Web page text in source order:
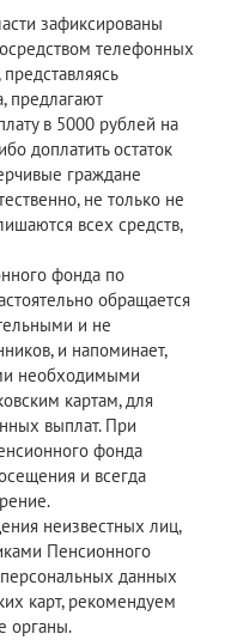
зафиксированы
телефонных
предлагают
в 5000 рублей на
доплатить остаток
граждане
не только не
всех средств,
фонда по
обращается
и не
и напоминает,
необходимыми
картам, для
выплат. При
фонда
и всегда
неизвестных лиц,
Пенсионного
данных
карт, рекомендуем
органы.